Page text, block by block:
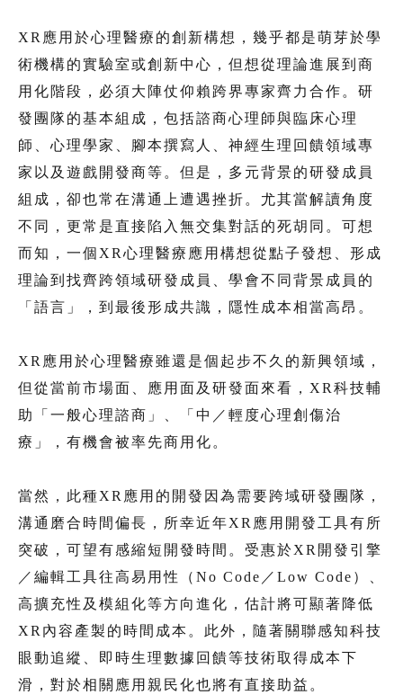
XR應用於心理醫療的創新構想，幾乎都是萌芽於學
術機構的實驗室或創新中心，但想從理論進展到商
用化階段，必須大陣仗仰賴跨界專家齊力合作。研
發團隊的基本組成，包括諮商心理師與臨床心理
師、心理學家、腳本撰寫人、神經生理回饋領域專
家以及遊戲開發商等。但是，多元背景的研發成員
組成，卻也常在溝通上遭遇挫折。尤其當解讀角度
不同，更常是直接陷入無交集對話的死胡同。可想
而知，一個XR心理醫療應用構想從點子發想、形成
理論到找齊跨領域研發成員、學會不同背景成員的
「語言」，到最後形成共識，隱性成本相當高昂。
XR應用於心理醫療雖還是個起步不久的新興領域，
但從當前市場面、應用面及研發面來看，XR科技輔
助「一般心理諮商」、「中／輕度心理創傷治
療」，有機會被率先商用化。
當然，此種XR應用的開發因為需要跨域研發團隊，
溝通磨合時間偏長，所幸近年XR應用開發工具有所
突破，可望有感縮短開發時間。受惠於XR開發引擎
／編輯工具往高易用性（No Code／Low Code）、
高擴充性及模組化等方向進化，估計將可顯著降低
XR內容產製的時間成本。此外，隨著關聯感知科技
眼動追縱、即時生理數據回饋等技術取得成本下
滑，對於相關應用親民化也將有直接助益。